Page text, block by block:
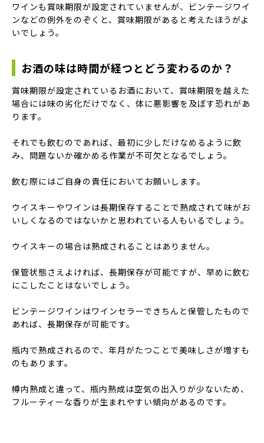
ワインも賞味期限が設定されていませんが、ビンテージワイ
ンなどの例外をのぞくと、賞味期限があると考えたほうがよ
いでしょう。
お酒の味は時間が経つとどう変わるのか？
賞味期限が設定されているお酒において、賞味期限を越えた
場合には味の劣化だけでなく、体に悪影響を及ぼす恐れがあ
ります。
それでも飲むのであれば、最初に少しだけなめるように飲
み、問題ないか確かめる作業が不可欠となるでしょう。
飲む際にはご自身の責任においてお願いします。
ウイスキーやワインは長期保存することで熟成されて味がお
いしくなるのではないかと思われている人もいるでしょう。
ウイスキーの場合は熟成されることはありません。
保管状態さえよければ、長期保存が可能ですが、早めに飲む
にこしたことはないでしょう。
ビンテージワインはワインセラーできちんと保管したもので
あれば、長期保存が可能です。
瓶内で熟成されるので、年月がたつことで美味しさが増すも
のもあります。
樽内熟成と違って、瓶内熟成は空気の出入りが少ないため、
フルーティーな香りが生まれやすい傾向があるのです。